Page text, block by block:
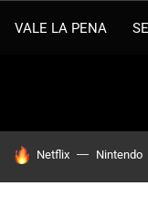
VALE LA PENA
HOY SE HABLA DE
Netflix Nintendo